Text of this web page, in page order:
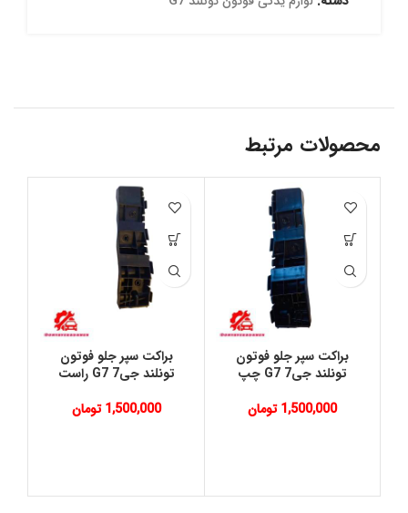
محصولات مرتبط
براكت سپر جلو فوتون
تونلند جی7 G7 چپ
1,500,000 تومان
براكت سپر جلو فوتون
تونلند جی7 G7 راست
1,500,000 تومان